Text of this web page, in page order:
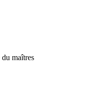
maîtres